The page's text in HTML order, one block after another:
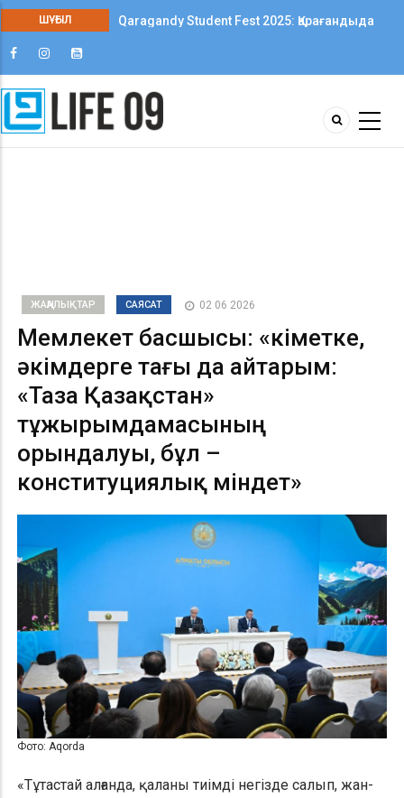
ШҰҒЫЛ
Qaragandy Student Fest 2025: Қарағандыда
ЖАҢАЛЫҚТАР САЯСАТ 02 06 2026
Мемлекет басшысы: «Үкіметке,
әкімдерге тағы да айтарым:
«Таза Қазақстан»
тұжырымдамасының
орындалуы, бұл –
конституциялық міндет»
Фото: Aqorda
«Тұтастай алғанда, қаланы тиімді негізде салып, жан-